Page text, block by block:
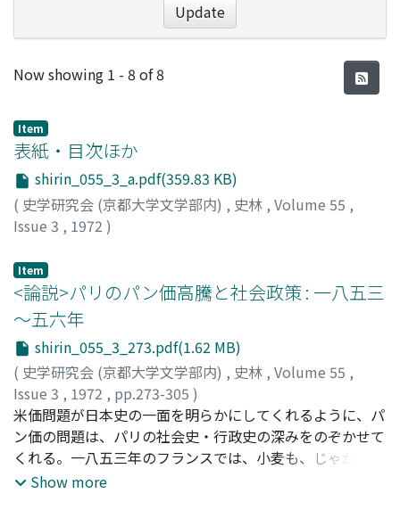
Update
Recent Submissions
Now showing 1 - 8 of 8
Item
表紙・目次ほか
shirin_055_3_a.pdf(359.83 KB)
( 史学研究会 (京都大学文学部内) , 史林 , Volume 55 ,
Issue 3 , 1972 )
Item
<論説>パリのパン価高騰と社会政策 : 一八五三
～五六年
shirin_055_3_273.pdf(1.62 MB)
( 史学研究会 (京都大学文学部内) , 史林 , Volume 55 ,
Issue 3 , 1972 , pp.273-305 )
堀井, 敏夫;Horii, T;ホリイ
米価問題が日本史の一面を明らかにしてくれるように、パ
ン価の問題は、パリの社会史・行政史の深みをのぞかせて
くれる。一八五三年のフランスでは、小麦も、じゃがいも
も不作で、パリのパン価は暴騰しはじめた。これは、庶民
Show more